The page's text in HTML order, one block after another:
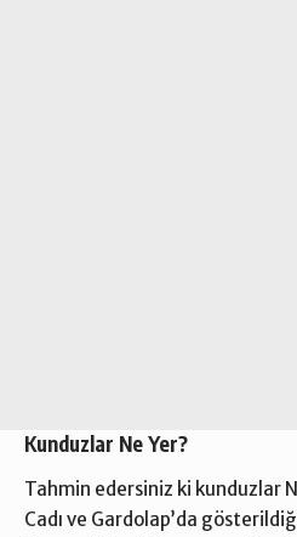
Kunduzlar Ne Yer?
Tahmin edersiniz ki kunduzlar
Cadı ve Gardolap’da